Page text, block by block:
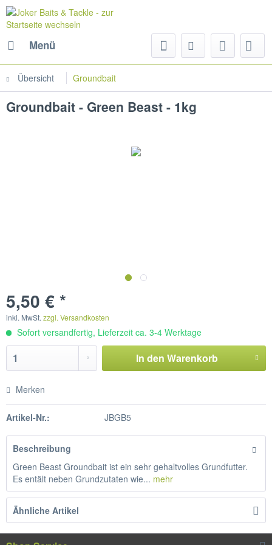
Menü
Übersicht Groundbait
Groundbait - Green Beast - 1kg
5,50 € *
inkl. MwSt. zzgl. Versandkosten
Sofort versandfertig, Lieferzeit ca. 3-4 Werktage
In den Warenkorb
Merken
Artikel-Nr.: JBGB5
Beschreibung
Green Beast Groundbait ist ein sehr gehaltvolles Grundfutter.
Es entält neben Grundzutaten wie... mehr
Ähnliche Artikel